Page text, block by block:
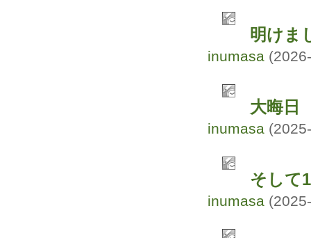
明けま
inumasa
大晦日
inumasa
そして
inumasa